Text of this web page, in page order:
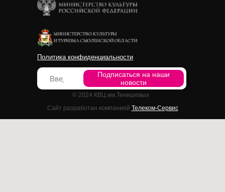
© 2024 КВЦ им.Тенишевых
Политика конфиденциальности
Подписаться на наши
новости
Сайт разработан компанией Телеком-Сервис